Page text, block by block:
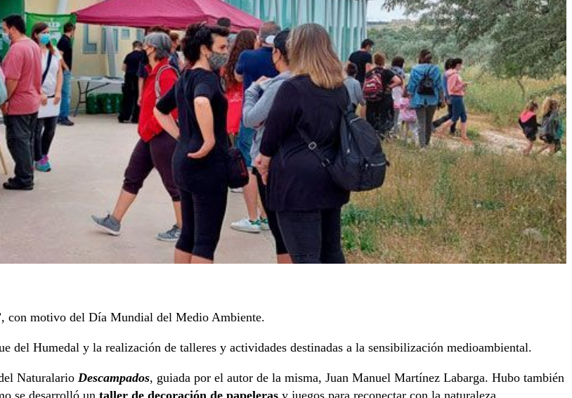
con motivo del Día Mundial del Medio Ambiente.
del Humedal y la realización de talleres y actividades destinadas a la sensibilización medioambiental.
Naturalario Descampados, guiada por el autor de la misma, Juan Manuel Martínez Labarga. Hubo también
se desarrolló un taller de decoración de papeleras y juegos para reconectar con la naturaleza.